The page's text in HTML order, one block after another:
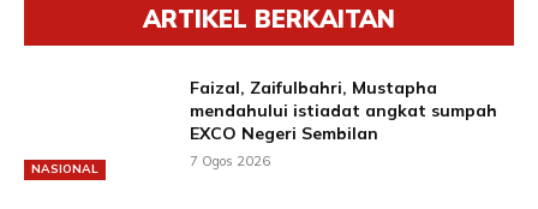
ARTIKEL BERKAITAN
NASIONAL
Faizal, Zaifulbahri, Mustapha
mendahului istiadat angkat sumpah
EXCO Negeri Sembilan
7 Ogos 2026